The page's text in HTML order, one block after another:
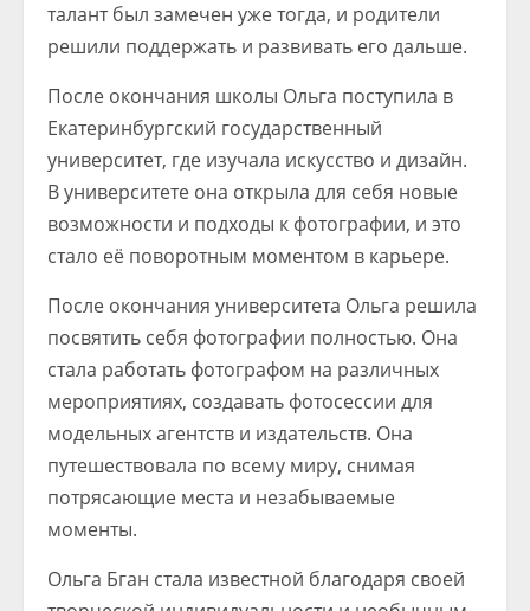
талант был замечен уже тогда, и родители
решили поддержать и развивать его дальше.
После окончания школы Ольга поступила в
Екатеринбургский государственный
университет, где изучала искусство и дизайн.
В университете она открыла для себя новые
возможности и подходы к фотографии, и это
стало её поворотным моментом в карьере.
После окончания университета Ольга решила
посвятить себя фотографии полностью. Она
стала работать фотографом на различных
мероприятиях, создавать фотосессии для
модельных агентств и издательств. Она
путешествовала по всему миру, снимая
потрясающие места и незабываемые
моменты.
Ольга Бган стала известной благодаря своей